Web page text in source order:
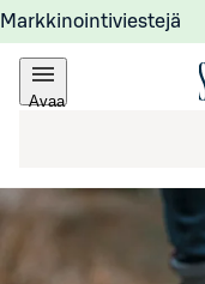
Markkinointiviestejä
Avaa